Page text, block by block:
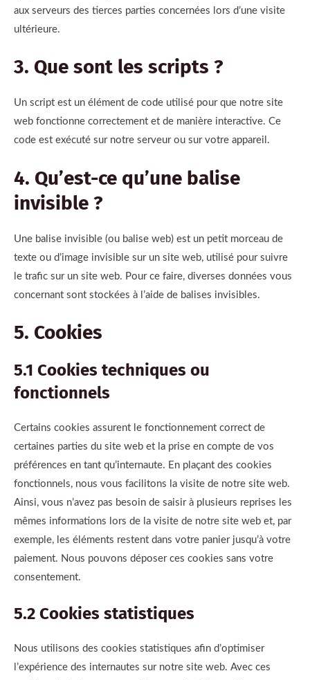
aux serveurs des tierces parties concernées lors d’une visite
ultérieure.
3. Que sont les scripts ?
Un script est un élément de code utilisé pour que notre site
web fonctionne correctement et de manière interactive. Ce
code est exécuté sur notre serveur ou sur votre appareil.
4. Qu’est-ce qu’une balise
invisible ?
Une balise invisible (ou balise web) est un petit morceau de
texte ou d’image invisible sur un site web, utilisé pour suivre
le trafic sur un site web. Pour ce faire, diverses données vous
concernant sont stockées à l’aide de balises invisibles.
5. Cookies
5.1 Cookies techniques ou
fonctionnels
Certains cookies assurent le fonctionnement correct de
certaines parties du site web et la prise en compte de vos
préférences en tant qu’internaute. En plaçant des cookies
fonctionnels, nous vous facilitons la visite de notre site web.
Ainsi, vous n’avez pas besoin de saisir à plusieurs reprises les
mêmes informations lors de la visite de notre site web et, par
exemple, les éléments restent dans votre panier jusqu’à votre
paiement. Nous pouvons déposer ces cookies sans votre
consentement.
5.2 Cookies statistiques
Nous utilisons des cookies statistiques afin d’optimiser
l’expérience des internautes sur notre site web. Avec ces